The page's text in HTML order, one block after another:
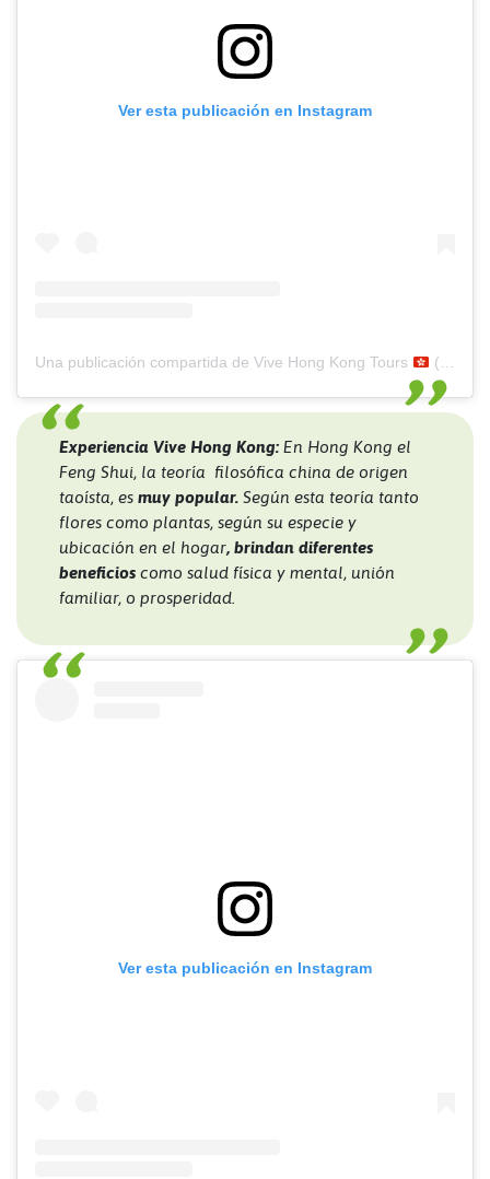
Ver esta publicación en Instagram
Una publicación compartida de Vive Hong Kong Tours (@vivehongkong)
Experiencia Vive Hong Kong: En Hong Kong el
Feng Shui, la teoría filosófica china de origen
taoísta, es muy popular. Según esta teoría tanto
flores como plantas, según su especie y
ubicación en el hogar, brindan diferentes
beneficios como salud física y mental, unión
familiar, o prosperidad.
Ver esta publicación en Instagram